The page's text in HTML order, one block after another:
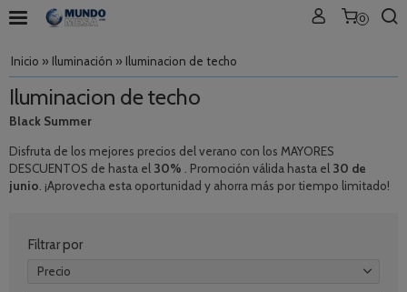
0
Inicio » Iluminación » Iluminacion de techo
Iluminacion de techo
Black Summer
Disfruta de los mejores precios del verano con los MAYORES
DESCUENTOS de hasta el 30% . Promoción válida hasta el 30 de
junio . ¡Aprovecha esta oportunidad y ahorra más por tiempo limitado!
Filtrar por
Precio